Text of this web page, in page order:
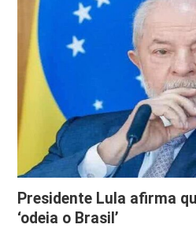
Presidente Lula afirma
‘odeia o Brasil’